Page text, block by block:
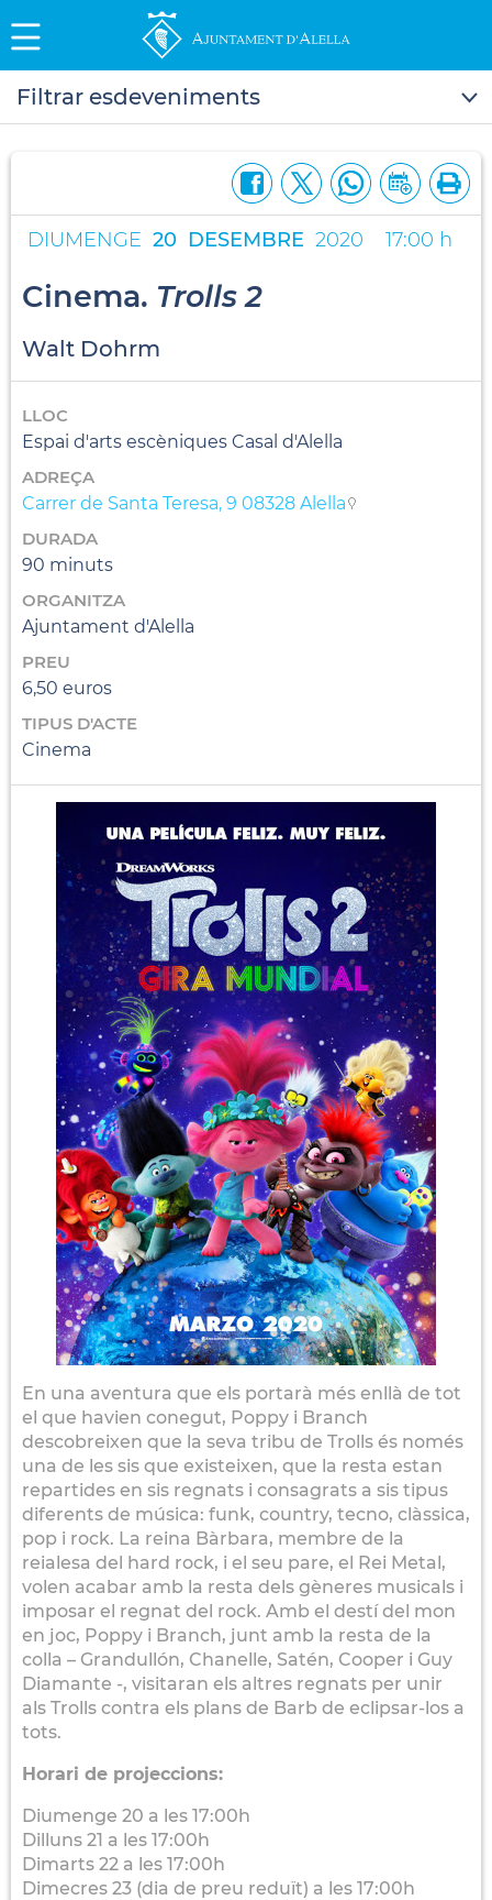
Filtrar esdeveniments
DIUMENGE 20 DESEMBRE 2020 17:00 h
Cinema. Trolls 2
Walt Dohrm
LLOC
Espai d'arts escèniques Casal d'Alella
ADREÇA
Carrer de Santa Teresa, 9 08328 Alella
DURADA
90 minuts
ORGANITZA
Ajuntament d'Alella
PREU
6,50 euros
TIPUS D'ACTE
Cinema
En una aventura que els portarà més enllà de tot
el que havien conegut, Poppy i Branch
descobreixen que la seva tribu de Trolls és només
una de les sis que existeixen, que la resta estan
repartides en sis regnats i consagrats a sis tipus
diferents de música: funk, country, tecno, clàssica,
pop i rock. La reina Bàrbara, membre de la
reialesa del hard rock, i el seu pare, el Rei Metal,
volen acabar amb la resta dels gèneres musicals i
imposar el regnat del rock. Amb el destí del mon
en joc, Poppy i Branch, junt amb la resta de la
colla – Grandullón, Chanelle, Satén, Cooper i Guy
Diamante -, visitaran els altres regnats per unir
als Trolls contra els plans de Barb de eclipsar-los a
tots.
Horari de projeccions:
Diumenge 20 a les 17:00h
Dilluns 21 a les 17:00h
Dimarts 22 a les 17:00h
Dimecres 23 (dia de preu reduït) a les 17:00h